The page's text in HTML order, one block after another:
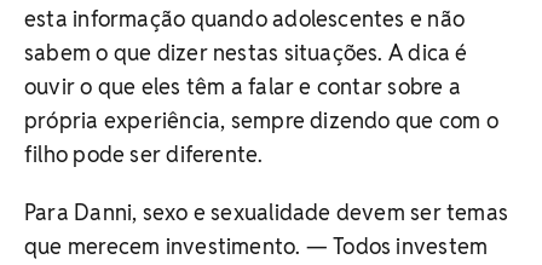
esta informação quando adolescentes e não
sabem o que dizer nestas situações. A dica é
ouvir o que eles têm a falar e contar sobre a
própria experiência, sempre dizendo que com o
filho pode ser diferente.
Para Danni, sexo e sexualidade devem ser temas
que merecem investimento. — Todos investem